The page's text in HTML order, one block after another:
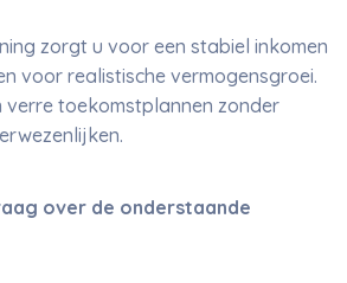
zorgt u voor een stabiel inkomen
voor realistische vermogensgroei.
verre toekomstplannen zonder
over de onderstaande